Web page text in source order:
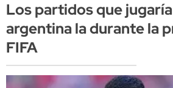
Los partidos que
argentina la durante la
FIFA